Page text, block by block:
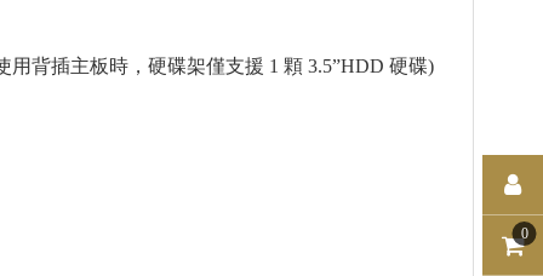
用背插主板時，硬碟架僅支援 1 顆 3.5”HDD 硬碟)
0